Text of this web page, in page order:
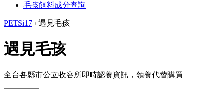
毛孩飼料成分查詢
PETSi17 › 遇見毛孩
遇見毛孩
全台各縣市公立收容所即時認養資訊，領養代替購買